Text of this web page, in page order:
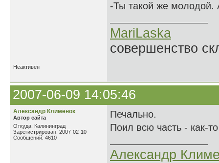
-Ты такой же
MariLaska
совершенство
Неактивен
2007-06-09 14:05:46
Александр Клименок
Автор сайта
Откуда: Калининград
Зарегистрирован: 2007-02-10
Сообщений: 4610
Печально.
Поил всю часть - как-
Александр